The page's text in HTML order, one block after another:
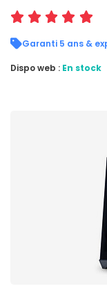
Garanti 5 ans &
Dispo web : En stock